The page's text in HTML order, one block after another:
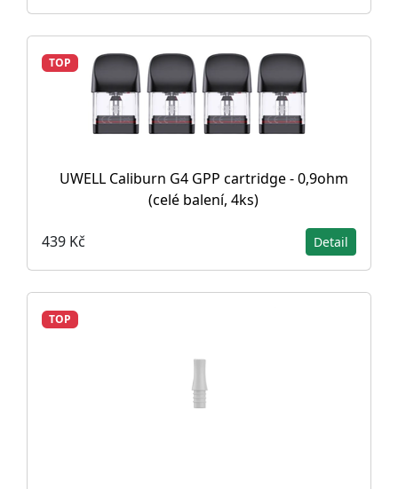
TOP
UWELL Caliburn G4 GPP cartridge - 0,9ohm
(celé balení, 4ks)
439 Kč Detail
TOP